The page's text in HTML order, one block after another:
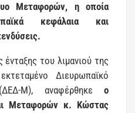
Μεταφορών, η οποία
κεφάλαια και
ένταξης του λιμανιού της
Διευρωπαϊκό
Μ), αναφέρθηκε ο
Μεταφορών κ. Κώστας